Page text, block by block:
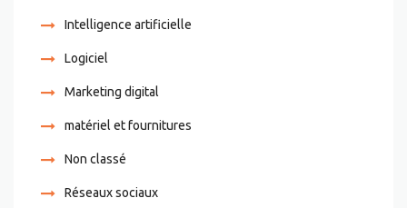
Intelligence artificielle
Logiciel
Marketing digital
matériel et fournitures
Non classé
Réseaux sociaux